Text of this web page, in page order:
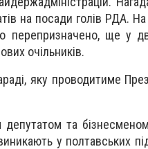
на посади голів РДА. На
перепризначено, ще у
очільників.
яку проводитиме
депутатом та
у полтавських